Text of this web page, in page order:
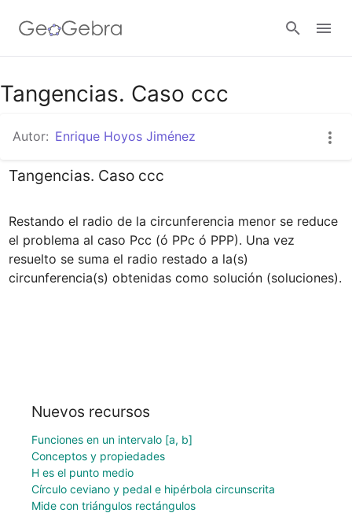
Abrir sesión
Tangencias. Caso ccc
Autor: Enrique Hoyos Jiménez
Tangencias. Caso ccc
Restando el radio de la circunferencia menor se reduce
el problema al caso Pcc (ó PPc ó PPP). Una vez
resuelto se suma el radio restado a la(s)
circunferencia(s) obtenidas como solución (soluciones).
Nuevos recursos
Funciones en un intervalo [a, b]
Conceptos y propiedades
H es el punto medio
Círculo ceviano y pedal e hipérbola circunscrita
Mide con triángulos rectángulos